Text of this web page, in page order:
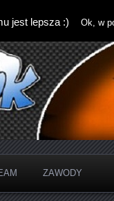
ZAWODY
jest lepsza :) Ok, w